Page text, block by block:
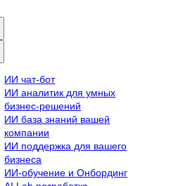
ИИ чат-бот
ИИ аналитик для умных
бизнес-решений
ИИ база знаний вашей
компании
ИИ поддержка для вашего
бизнеса
ИИ-обучение и Онбординг